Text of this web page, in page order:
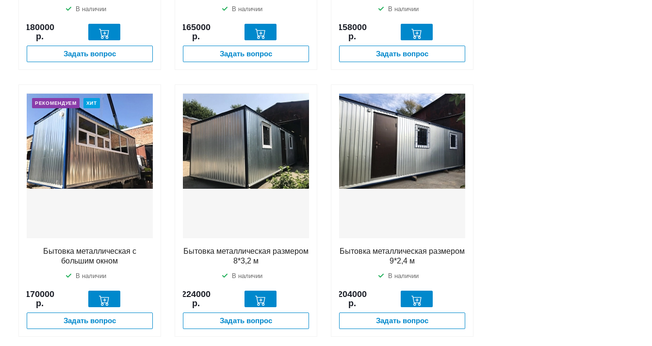
В наличии
180000
р.
Задать вопрос
В наличии
165000
р.
Задать вопрос
В наличии
158000
р.
Задать вопрос
РЕКОМЕНДУЕМ ХИТ
Бытовка металлическая с
большим окном
В наличии
170000
р.
Задать вопрос
Бытовка металлическая размером
8*3,2 м
В наличии
224000
р.
Задать вопрос
Бытовка металлическая размером
9*2,4 м
В наличии
204000
р.
Задать вопрос